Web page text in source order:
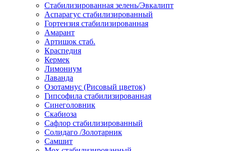
Стабилизированная зелень/Эвкалипт
Аспарагус стабилизированный
Гортензия стабилизированная
Амарант
Артишок стаб.
Краспедия
Кермек
Лимониум
Лаванда
Озотамнус (Рисовый цветок)
Гипсофила стабилизированная
Синеголовник
Скабиоза
Сафлор стабилизированный
Солидаго /Золотарник
Самшит